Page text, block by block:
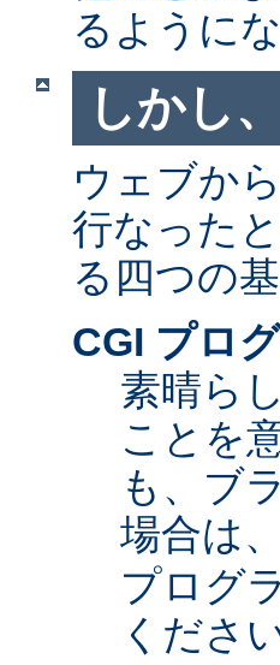
るように
しかし
ウェブか
行なった
る四つの
CGI プロ
素晴ら
ことを
も、ブ
場合は
プログ
くださ